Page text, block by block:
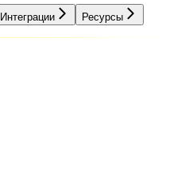
Интеграции Ресурсы